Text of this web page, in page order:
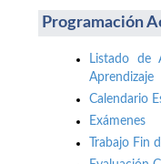
Programación
Listado de
Aprendizaje
Calendario
Exámenes
Trabajo Fin